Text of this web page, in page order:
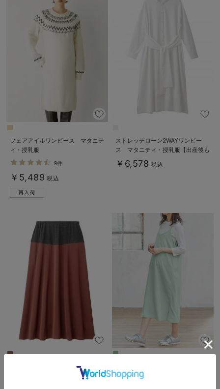
フェアアイルワンピース マタニテ
ィ・授乳服
9件
￥5,489 税込
ストレッチローン2WAYワンピー
ス マタニティ・授乳服【出産後も
長く使える】
￥6,578 税込
【産前産後対応】Aラインロングス
カート【出産後も長く使える】
袖リブトップスセット マタニテ